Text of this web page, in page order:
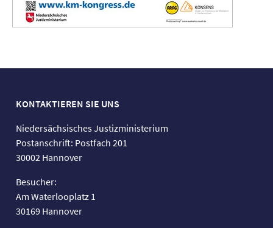
KONTAKTIEREN SIE UNS
Niedersächsisches Justizministerium
Postanschrift: Postfach 201
30002 Hannover
Besucher:
Am Waterlooplatz 1
30169 Hannover